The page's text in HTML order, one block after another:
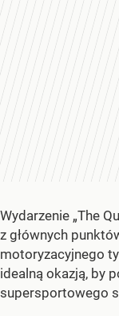
Wydarzenie „The
z głównych
motoryzacyjnego
idealną okazją, by
supersportowego